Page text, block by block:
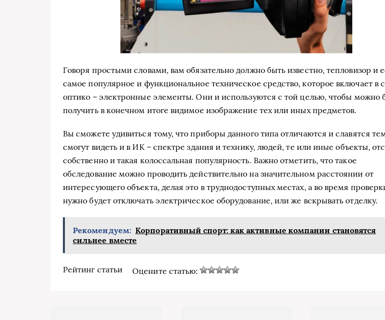
Говоря простыми словами, вам обязательно должно быть известно, тепловизор и
самое популярное и функциональное техническое средство, которое включает в
оптико – электронные элементы. Они и используются с той целью, чтобы можно
получить в конечном итоге видимое изображение тех или иных предметов.
Вы сможете удивиться тому, что приборы данного типа отличаются и славятся
смогут видеть и в ИК – спектре здания и технику, людей, те или иные объекты,
собственно и такая колоссальная популярность. Важно отметить, что такое
обследование можно проводить действительно на значительном расстоянии от
интересующего объекта, делая это в труднодоступных местах, а во время
нужно будет отключать электрическое оборудование, или же вскрывать отделку.
Рекомендуем: Корпоративный спорт: как активные компании становятся
сильнее вместе
Рейтинг статьи Оцените статью: